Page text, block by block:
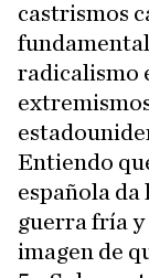
castrismos
radicalismo
Entiendo
española da
guerra fría
imagen de